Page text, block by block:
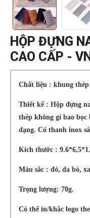
HỘP ĐỰNG
CAO CẤP -
Chất liệu : khung
Thiết kế : Hộp đựng
thép không gỉ bao
dạng. Có thanh inox
Kích thước :
Màu sắc : đỏ, da bò,
Trọng lượng: 70g.
Có thể in/khắc logo